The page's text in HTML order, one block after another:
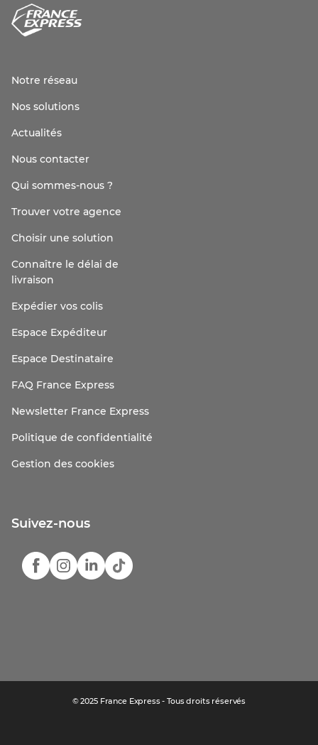
Notre réseau
Nos solutions
Actualités
Nous contacter
Qui sommes-nous ?
Trouver votre agence
Choisir une solution
Connaître le délai de
livraison
Expédier vos colis
Espace Expéditeur
Espace Destinataire
FAQ France Express
Newsletter France Express
Politique de confidentialité
Gestion des cookies
Suivez-nous
© 2025 France Express - Tous droits réservés